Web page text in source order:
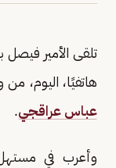
تلقى الأمير فيصل
هاتفيًا، اليوم، من
عباس عراقجي.
وأعرب في